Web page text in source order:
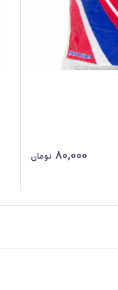
80,000 تومان